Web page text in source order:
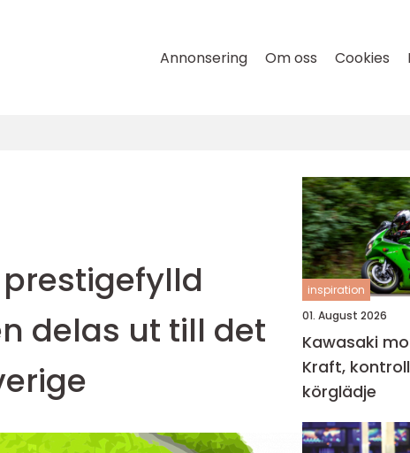
Annonsering Om oss Cookies
delas ut till det
inspiration
01. August 2026
Kawasaki
Kraft,
körglädje